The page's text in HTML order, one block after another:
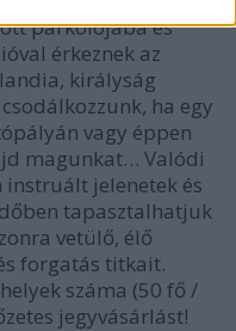
parkolójába és
érkeznek az
királyság
ha egy
vagy éppen
magunkat… Valódi
jelenetek és
tapasztalhatjuk
vetülő, élő
forgatás titkait.
száma (50 fő /
jegyvásárlást!